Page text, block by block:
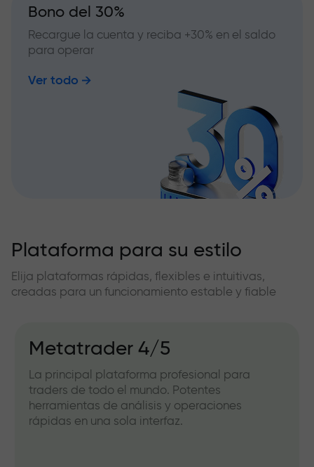
Bono del 30%
Recargue la cuenta y reciba +30% en el saldo
para operar
Ver todo
Plataforma para su estilo
Elija plataformas rápidas, flexibles e intuitivas,
creadas para un funcionamiento estable y fiable
Metatrader 4/5
La principal plataforma profesional para
traders de todo el mundo. Potentes
herramientas de análisis y operaciones
rápidas en una sola interfaz.